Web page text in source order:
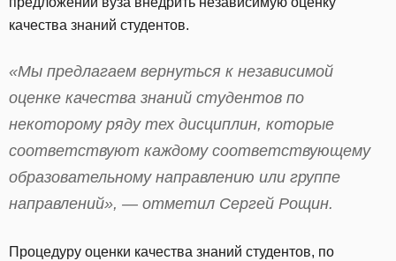
качества знаний студентов.
«Мы предлагаем вернуться к независимой
оценке качества знаний студентов по
некоторому ряду тех дисциплин, которые
соответствуют каждому соответствующему
образовательному направлению или группе
направлений», — отметил Сергей Рощин.
Процедуру оценки качества знаний студентов, по